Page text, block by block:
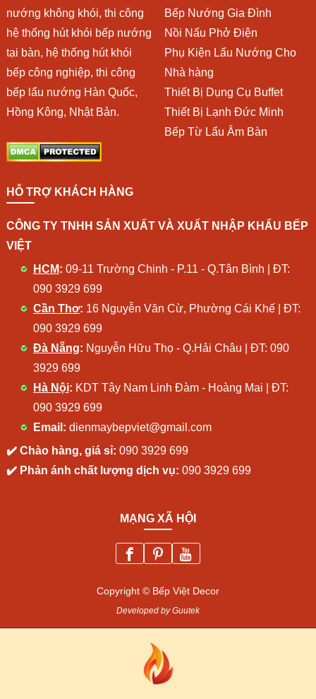
nướng không khói, thi công
hệ thống hút khói bếp nướng
tại bàn, hệ thống hút khói
bếp công nghiệp, thi công
bếp lẩu nướng Hàn Quốc,
Hồng Kông, Nhật Bản.
Bếp Nướng Gia Đình
Nồi Nấu Phở Điện
Phụ Kiện Lẩu Nướng Cho
Nhà hàng
Thiết Bị Dụng Cụ Buffet
Thiết Bị Lạnh Đức Minh
Bếp Từ Lẩu Âm Bàn
HỖ TRỢ KHÁCH HÀNG
CÔNG TY TNHH SẢN XUẤT VÀ XUẤT NHẬP KHẨU BẾP
VIỆT
HCM: 09-11 Trường Chinh - P.11 - Q.Tân Bình | ĐT:
090 3929 699
Cần Thơ: 16 Nguyễn Văn Cừ, Phường Cái Khế | ĐT:
090 3929 699
Đà Nẵng: Nguyễn Hữu Thọ - Q.Hải Châu | ĐT: 090
3929 699
Hà Nội: KDT Tây Nam Linh Đàm - Hoàng Mai | ĐT:
090 3929 699
Email: dienmaybepviet@gmail.com
✔️ Chào hàng, giá sỉ: 090 3929 699
✔️ Phản ánh chất lượng dịch vụ: 090 3929 699
MẠNG XÃ HỘI
Copyright © Bếp Việt Decor
Developed by Guutek